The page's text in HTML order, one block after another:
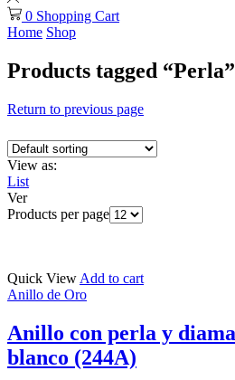
0 Shopping Cart
Home Shop
Products tagged “Perla”
Return to previous page
View as:
List
Ver
Products per page
Quick View Add to cart
Anillo de Oro
Anillo con perla y
blanco (244A)